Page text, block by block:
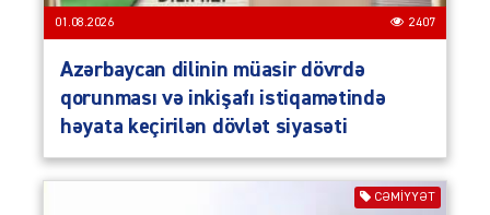
01.08.2026 2407
Azərbaycan dilinin müasir dövrdə
qorunması və inkişafı istiqamətində
həyata keçirilən dövlət siyasəti
CƏMIYYƏT